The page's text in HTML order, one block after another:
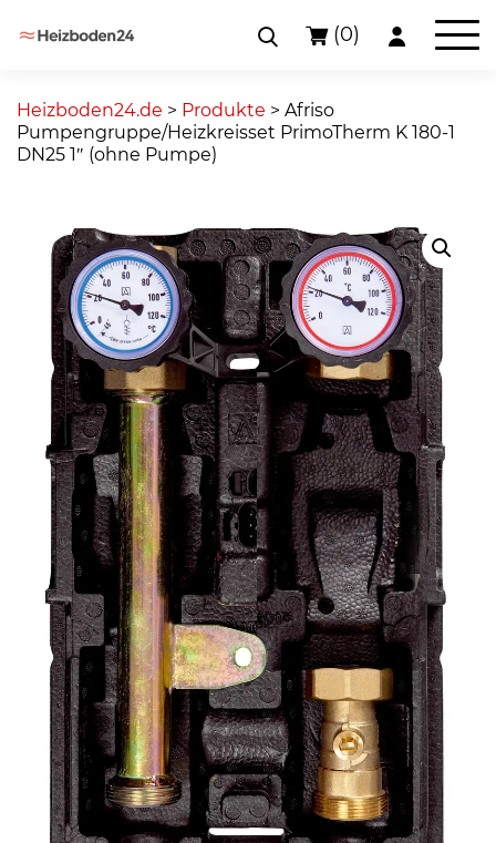
content
(0)
Heizboden24.de > Produkte > Afriso
Pumpengruppe/Heizkreisset PrimoTherm K 180-1
DN25 1″ (ohne Pumpe)